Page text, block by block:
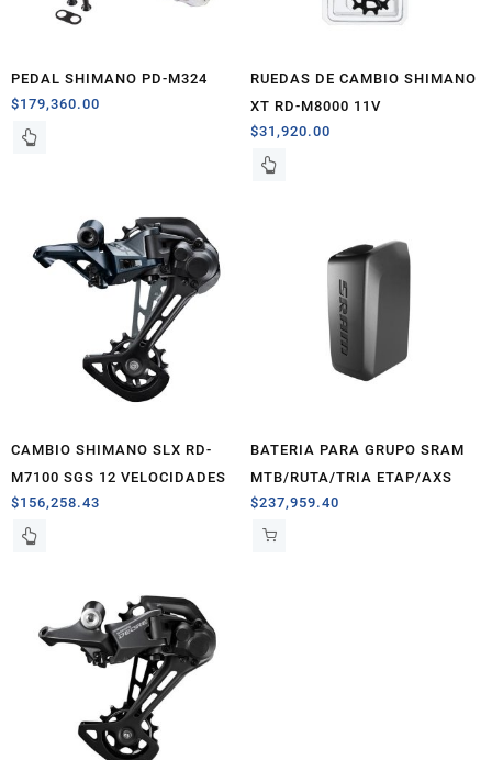
PEDAL SHIMANO PD-M324
$179,360.00
RUEDAS DE CAMBIO SHIMANO
XT RD-M8000 11V
$31,920.00
CAMBIO SHIMANO SLX RD-
M7100 SGS 12 VELOCIDADES
$156,258.43
BATERIA PARA GRUPO SRAM
MTB/RUTA/TRIA ETAP/AXS
$237,959.40